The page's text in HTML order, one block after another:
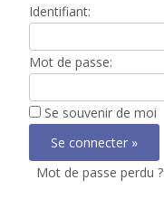
Identifiant:
Mot de passe:
Se souvenir de moi
Mot de passe perdu ?